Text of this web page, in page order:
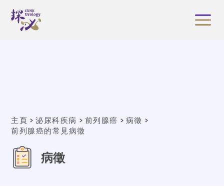
主頁 泌尿科疾病 前列腺癌
病徵
前列腺癌的常見病徵
病徵